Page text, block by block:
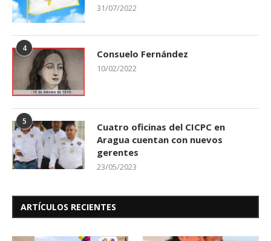
31/07/2022
4 Consuelo Fernández
10/02/2022
5
Cuatro oficinas del CICPC en
Aragua cuentan con nuevos
gerentes
23/05/2023
ARTÍCULOS RECIENTES